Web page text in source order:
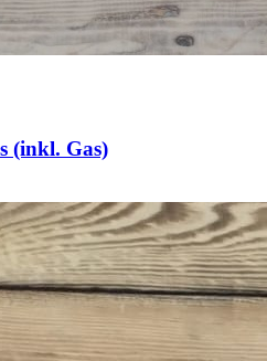
(inkl. Gas)